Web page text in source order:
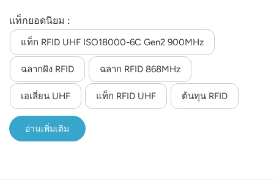
สูงสุด 20 เมตร มีหน่วยความจำ EPC 96 บิต และหน่วยความ
จำผู้ใช้ 512 บิต รองรับการเขียนซ้ำ 100,000 ครั้ง และเก็บ
ข้อมูลได้นานกว่า 10 ปี ติดตั้งด้วยกาว เหมาะสำหรับการ
จัดการทรัพย์สิน เสื้อผ้า โลจิสติกส์ และสัมภาระในสนามบิน
แท็กยอดนิยม :
แท็ก RFID UHF ISO18000-6C Gen2 900MHz
ฉลากฝัง RFID ฉลาก RFID 868MHz
เอเลี่ยน UHF แท็ก RFID UHF ต้นทุน RFID
อ่านเพิ่มเติม